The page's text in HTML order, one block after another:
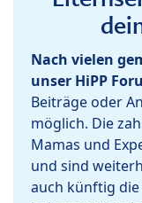
Nach vielen
unser HiPP
Beiträge oder
möglich. Die
Mamas und
und sind
auch künftig